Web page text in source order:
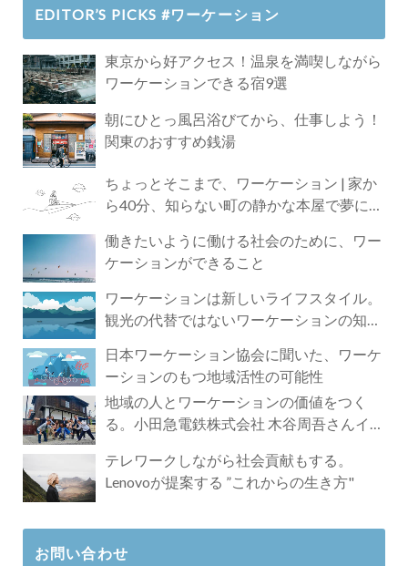
EDITOR’S PICKS #ワーケーション
東京から好アクセス！温泉を満喫しながら
ワーケーションできる宿9選
朝にひとっ風呂浴びてから、仕事しよう！
関東のおすすめ銭湯
ちょっとそこまで、ワーケーション | 家か
ら40分、知らない町の静かな本屋で夢に近
働きたいように働ける社会のために、ワー
ケーションができること
ワーケーションは新しいライフスタイル。
観光の代替ではないワーケーションの知ら
日本ワーケーション協会に聞いた、ワーケ
ーションのもつ地域活性の可能性
地域の人とワーケーションの価値をつく
る。小田急電鉄株式会社 木谷周吾さんイン
テレワークしながら社会貢献もする。
Lenovoが提案する ”これからの生き方"
お問い合わせ